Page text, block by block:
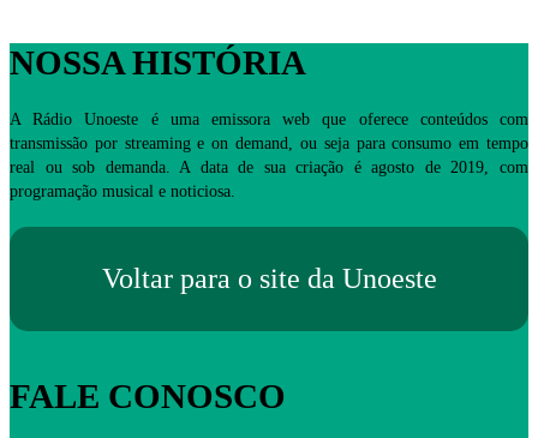
NOSSA HISTÓRIA
A Rádio Unoeste é uma emissora web que oferece conteúdos com
transmissão por streaming e on demand, ou seja para consumo em tempo
real ou sob demanda. A data de sua criação é agosto de 2019, com
programação musical e noticiosa.
Voltar para o site da Unoeste
FALE CONOSCO